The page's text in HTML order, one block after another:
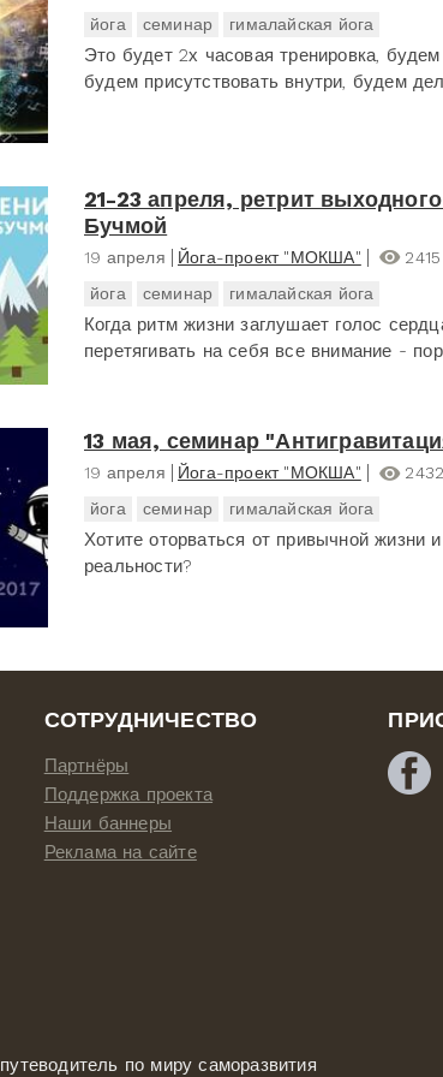
йога
семинар гималайская йога
Это будет 2х часовая тренировка,
будем присутствовать внутри, будем
21-23 апреля, ретрит
Бучмой
19 апреля Йога-проект "МОКША"
2415
йога
семинар гималайская йога
Когда ритм жизни заглушает голос
перетягивать на себя все внимание -
13 мая, семинар
19 апреля Йога-проект "МОКША"
2432
йога
семинар гималайская йога
Хотите оторваться от привычной жизни
реальности?
СОТРУДНИЧЕСТВО
Партнёры
Поддержка проекта
Наши баннеры
Реклама на сайте
путеводитель по миру саморазвития